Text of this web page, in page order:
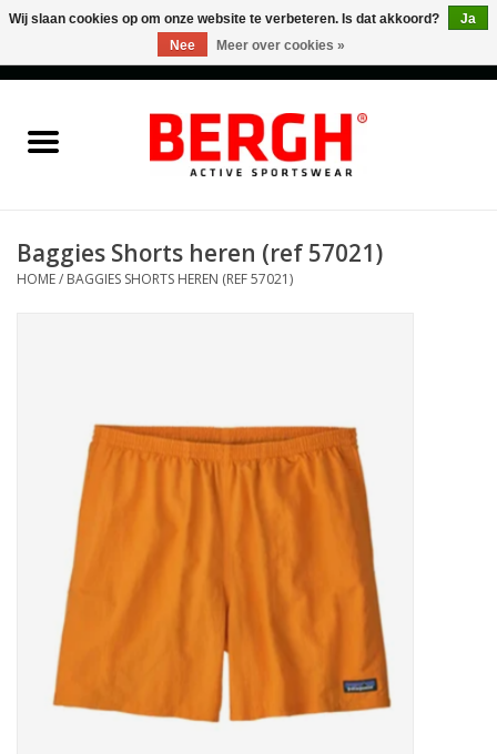
Cadeaubonnen
Baggies Shorts heren (ref 57021)
HOME/ BAGGIES SHORTS HEREN (REF 57021)
Wij slaan cookies op om onze website te verbeteren. Is dat akkoord?
Ja
Nee
Meer over cookies »